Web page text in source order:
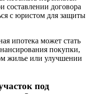
составлении договора
с юристом для защиты
ипотека может стать
покупки,
жилье или улучшении
под